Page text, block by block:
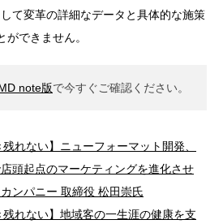
て変革の詳細なデータと具体的な施策
できません。
note版で今すぐご確認ください。
れない】ニューフォーマット開発、
頭起点のマーケティングを進化させ
ンパニー 取締役 松田崇氏
れない】地域客の一生涯の健康を支